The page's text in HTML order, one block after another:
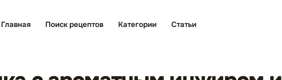
Главная Поиск рецептов Категории Статьи